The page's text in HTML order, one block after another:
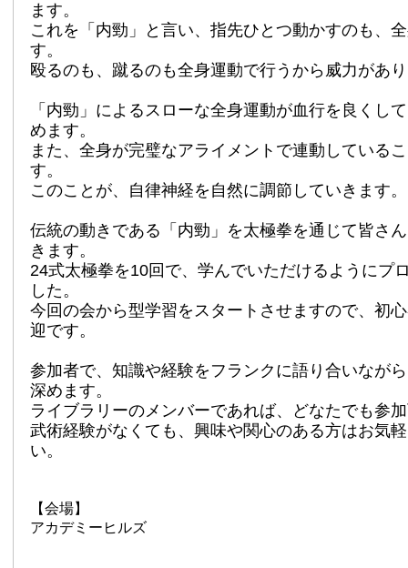
ます。
これを「内勁」と言い、指先ひとつ動かすのも、
す。
殴るのも、蹴るのも全身運動で行うから威力があ
「内勁」によるスローな全身運動が血行を良くし
めます。
また、 全身が完璧なアライメントで連動している
す。
このことが、自律神経を自然に調節していきます。
伝統の動きである「内勁」 を太極拳を通じて皆さ
きます。
24式太極拳を10回で、 学んでいただけるようにプ
した。
今回の会から型学習をスタートさせますので、 初
迎です。
参加者で、知識や経験をフランクに語り合いなが
深めます。
ライブラリーのメンバーであれば、どなたでも参
武術経験がなくても、 興味や関心のある方はお気
い。
【会場】
アカデミーヒルズ